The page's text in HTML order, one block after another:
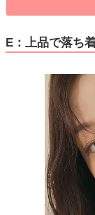
E：上品で落ち